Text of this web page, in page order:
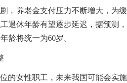
，养老金支付压力不断增大，为缓
退休年龄有望逐步延迟，据预测，
龄将统一为60岁。
的女性职工，未来我国可能会实施